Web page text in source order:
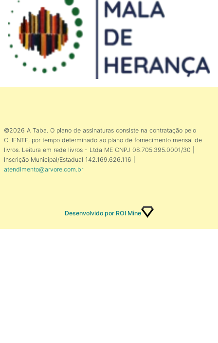
©2026 A Taba. O plano de assinaturas consiste na contratação pelo
CLIENTE, por tempo determinado ao plano de fornecimento mensal de
livros. Leitura em rede livros - Ltda ME CNPJ 08.705.395.0001/30 |
Inscrição Municipal/Estadual 142.169.626.116 |
atendimento@arvore.com.br
Desenvolvido por ROI Mine